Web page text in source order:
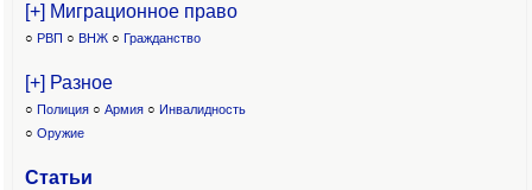
[+] Миграционное право
○ РВП ○ ВНЖ ○ Гражданство
[+] Разное
○ Полиция ○ Армия ○ Инвалидность
○ Оружие
Статьи